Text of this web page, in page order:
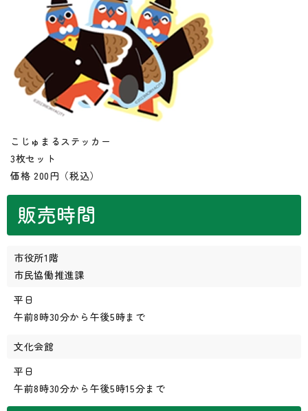
こじゅまるステッカー
3枚セット
価格 200円（税込）
販売時間
市役所1階
市民協働推進課
平日
午前8時30分から午後5時まで
文化会館
平日
午前8時30分から午後5時15分まで